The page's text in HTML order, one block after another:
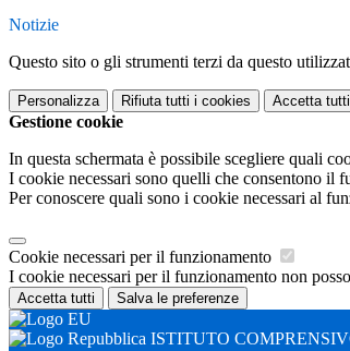
Notizie
Questo sito o gli strumenti terzi da questo
Personalizza Rifiuta tutti i cookies Accetta tutti
Gestione cookie
In questa schermata è possibile scegliere quali
I cookie necessari sono quelli che consentono il
Per conoscere quali sono i cookie necessari al
Cookie necessari per il funzionamento
I cookie necessari per il funzionamento non
Accetta tutti Salva le preferenze
ISTITUTO